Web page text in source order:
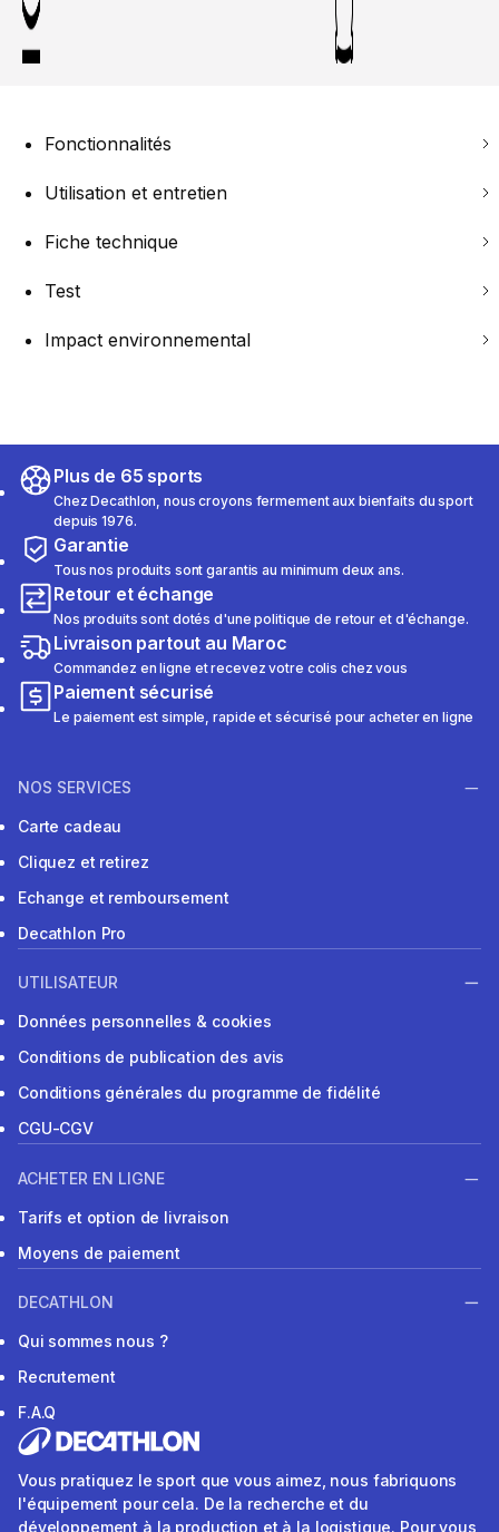
Fonctionnalités
Utilisation et entretien
Fiche technique
Test
Impact environnemental
Plus de 65 sports
Chez Decathlon, nous croyons fermement aux bienfaits du sport
depuis 1976.
Garantie
Tous nos produits sont garantis au minimum deux ans.
Retour et échange
Nos produits sont dotés d'une politique de retour et d'échange.
Livraison partout au Maroc
Commandez en ligne et recevez votre colis chez vous
Paiement sécurisé
Le paiement est simple, rapide et sécurisé pour acheter en ligne
NOS SERVICES
Carte cadeau
Cliquez et retirez
Echange et remboursement
Decathlon Pro
UTILISATEUR
Données personnelles & cookies
Conditions de publication des avis
Conditions générales du programme de fidélité
CGU-CGV
ACHETER EN LIGNE
Tarifs et option de livraison
Moyens de paiement
DECATHLON
Qui sommes nous ?
Recrutement
F.A.Q
Vous pratiquez le sport que vous aimez, nous fabriquons
l'équipement pour cela. De la recherche et du
développement à la production et à la logistique. Pour vous,